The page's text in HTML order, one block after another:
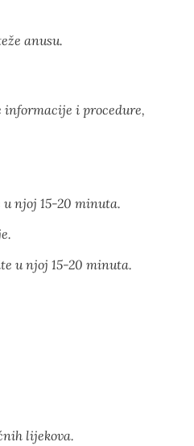
anusu.
i procedure,
njoj 15-20 minuta.
u njoj 15-20 minuta.
lijekova.